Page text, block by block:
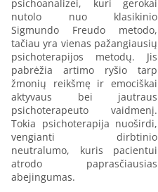
psichoanalizei, kuri gerokai
nutolo nuo klasikinio
Sigmundo Freudo metodo,
tačiau yra vienas pažangiausių
psichoterapijos metodų. Jis
pabrėžia artimo ryšio tarp
žmonių reikšmę ir emociškai
aktyvaus bei jautraus
psichoterapeuto vaidmenį.
Tokia psichoterapija nuoširdi,
vengianti dirbtinio
neutralumo, kuris pacientui
atrodo paprasčiausias
abejingumas.